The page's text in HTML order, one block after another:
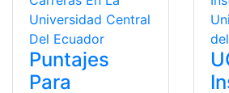
Puntajes
Para